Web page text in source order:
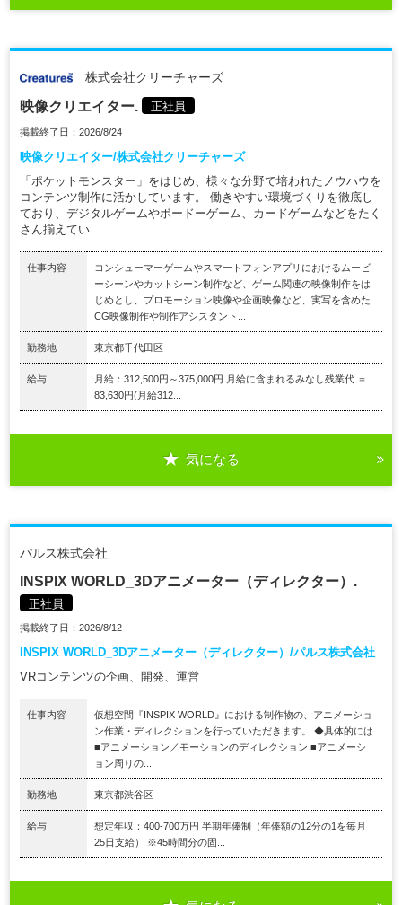
株式会社クリーチャーズ
映像クリエイター. 正社員
掲載終了日：2026/8/24
映像クリエイター/株式会社クリーチャーズ
「ポケットモンスター」をはじめ、様々な分野で培われたノウハウを
コンテンツ制作に活かしています。 働きやすい環境づくりを徹底し
ており、デジタルゲームやボードーゲーム、カードゲームなどをたく
さん揃えてい...
仕事内容
コンシューマーゲームやスマートフォンアプリにおけるムービ
ーシーンやカットシーン制作など、ゲーム関連の映像制作をは
じめとし、プロモーション映像や企画映像など、実写を含めた
CG映像制作や制作アシスタント...
勤務地 東京都千代田区
給与
月給：312,500円～375,000円 月給に含まれるみなし残業代 ＝
83,630円(月給312...
気になる
パルス株式会社
INSPIX WORLD_3Dアニメーター（ディレクター）.
正社員
掲載終了日：2026/8/12
INSPIX WORLD_3Dアニメーター（ディレクター）/パルス株式会社
VRコンテンツの企画、開発、運営
仕事内容
仮想空間『INSPIX WORLD』における制作物の、アニメーショ
ン作業・ディレクションを行っていただきます。 ◆具体的には
■アニメーション／モーションのディレクション ■アニメーシ
ョン周りの...
勤務地 東京都渋谷区
給与
想定年収：400-700万円 半期年俸制（年俸額の12分の1を毎月
25日支給） ※45時間分の固...